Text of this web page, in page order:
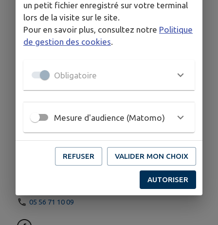
En mode de production biologique depuis 2008,
le domaine est certifié bio (Ecocert) depuis
2014. Respecter, révéler la typicité, l'authenticité
de ce terroir singulier et privilégié sont les
cuvées en AOP Bordeaux et "Vin de France".
Visites & dégustation sur rendez-vous
COORDONNÉES
745 impasse Pudéran, 33190 Gironde-sur-Dropt
05 56 71 10 09
un petit fichier enregistré sur votre terminal
lors de la visite sur le site.
Pour en savoir plus, consultez notre Politique
de gestion des cookies.
Obligatoire
Mesure d'audience (Matomo)
REFUSER VALIDER MON CHOIX
AUTORISER